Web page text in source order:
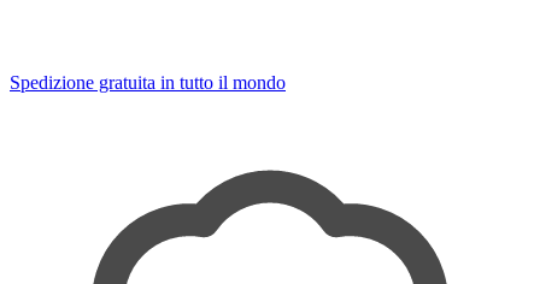
Spedizione gratuita in tutto il mondo